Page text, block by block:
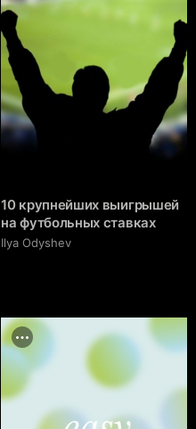
10 крупнейших выигрышей
на футбольных ставках
Ilya Odyshev